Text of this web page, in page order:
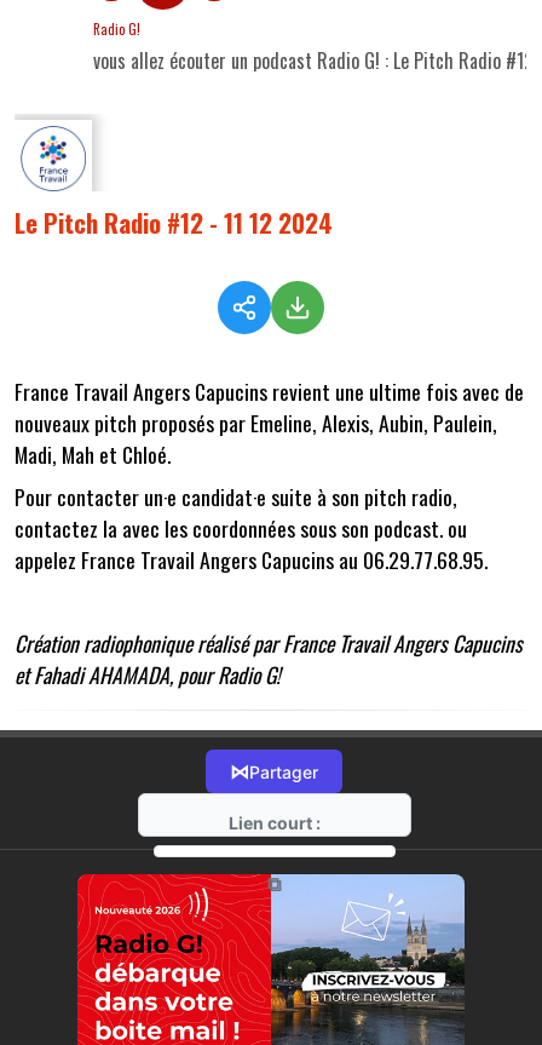
Radio G!
vous allez écouter un podcast Radio G! : Le Pitch Radio
Le Pitch Radio #12 - 11 12 2024
France Travail Angers Capucins revient une ultime fois avec de
nouveaux pitch proposés par Emeline, Alexis, Aubin, Paulein,
Madi, Mah et Chloé.
Pour contacter un·e candidat·e suite à son pitch radio,
contactez la avec les coordonnées sous son podcast. ou
appelez France Travail Angers Capucins au 06.29.77.68.95.
Création radiophonique réalisé par France Travail Angers Capucins
et Fahadi AHAMADA,pour Radio G!
⋈Partager
Lien court :
https://radio-g.fr?16360
⧉